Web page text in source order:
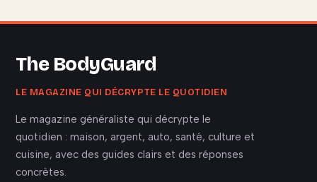
The BodyGuard
LE MAGAZINE QUI DÉCRYPTE LE QUOTIDIEN
Le magazine généraliste qui décrypte le
quotidien : maison, argent, auto, santé, culture et
cuisine, avec des guides clairs et des réponses
concrètes.